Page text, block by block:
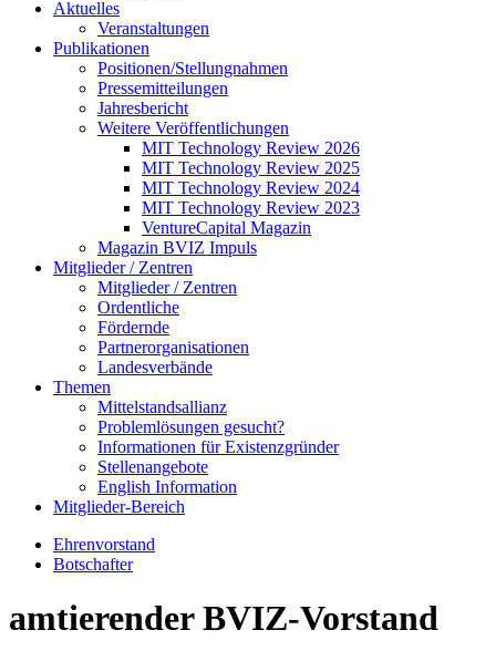
Aktuelles
Veranstaltungen
Publikationen
Positionen/Stellungnahmen
Pressemitteilungen
Jahresbericht
Weitere Veröffentlichungen
MIT Technology Review 2026
MIT Technology Review 2025
MIT Technology Review 2024
MIT Technology Review 2023
VentureCapital Magazin
Magazin BVIZ Impuls
Mitglieder / Zentren
Mitglieder / Zentren
Ordentliche
Fördernde
Partnerorganisationen
Landesverbände
Themen
Mittelstandsallianz
Problemlösungen gesucht?
Informationen für Existenzgründer
Stellenangebote
English Information
Mitglieder-Bereich
Ehrenvorstand
Botschafter
amtierender BVIZ-Vorstand